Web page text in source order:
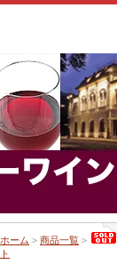
ホーム > 商品一覧 >
ト